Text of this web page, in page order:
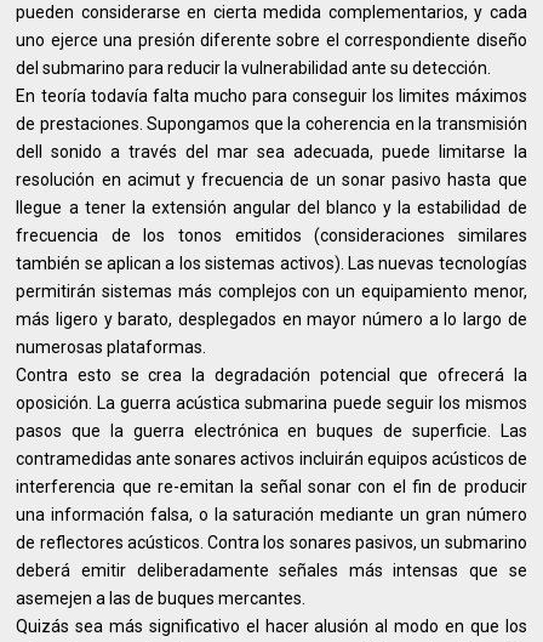
pueden considerarse en cierta medida complementarios, y cada
uno ejerce una presión diferente sobre el correspondiente diseño
del submarino para reducir la vulnerabilidad ante su detección.
En teoría todavía falta mucho para conseguir los limites máximos
de prestaciones. Supongamos que la coherencia en la transmisión
dell sonido a través del mar sea adecuada, puede limitarse la
resolución en acimut y frecuencia de un sonar pasivo hasta que
llegue a tener la extensión angular del blanco y la estabilidad de
frecuencia de los tonos emitidos (consideraciones similares
también se aplican a los sistemas activos). Las nuevas tecnologías
permitirán sistemas más complejos con un equipamiento menor,
más ligero y barato, desplegados en mayor número a lo largo de
numerosas plataformas.
Contra esto se crea la degradación potencial que ofrecerá la
oposición. La guerra acústica submarina puede seguir los mismos
pasos que la guerra electrónica en buques de superficie. Las
contramedidas ante sonares activos incluirán equipos acústicos de
interferencia que re-emitan la señal sonar con el fin de producir
una información falsa, o la saturación mediante un gran número
de reflectores acústicos. Contra los sonares pasivos, un submarino
deberá emitir deliberadamente señales más intensas que se
asemejen a las de buques mercantes.
Quizás sea más significativo el hacer alusión al modo en que los